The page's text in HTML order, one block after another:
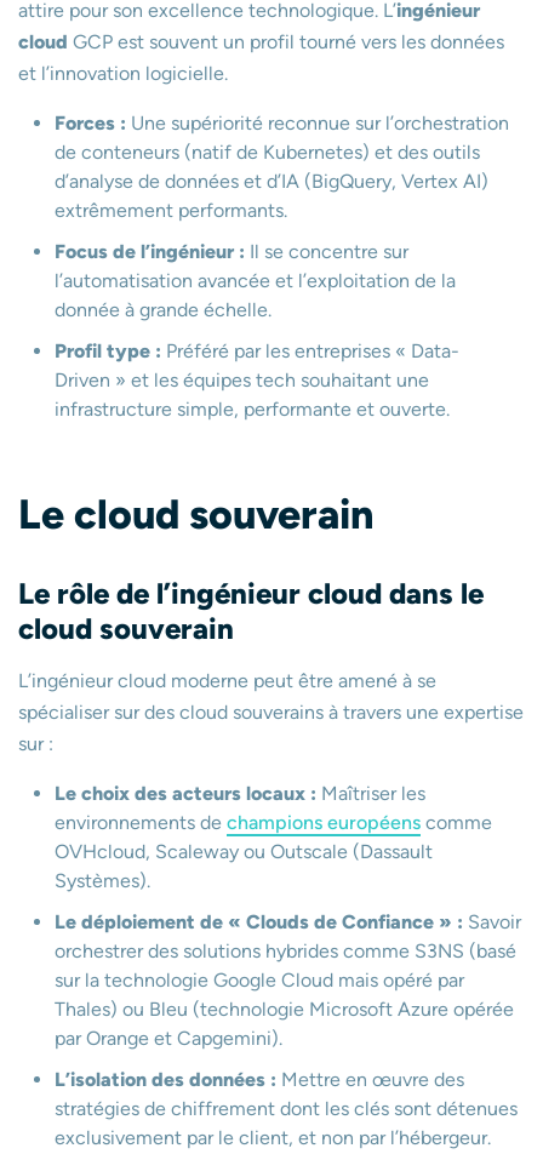
attire pour son excellence technologique. L’ingénieur
cloud GCP est souvent un profil tourné vers les données
et l’innovation logicielle.
Forces : Une supériorité reconnue sur l’orchestration
de conteneurs (natif de Kubernetes) et des outils
d’analyse de données et d’IA (BigQuery, Vertex AI)
extrêmement performants.
Focus de l’ingénieur : Il se concentre sur
l’automatisation avancée et l’exploitation de la
donnée à grande échelle.
Profil type : Préféré par les entreprises « Data-
Driven » et les équipes tech souhaitant une
infrastructure simple, performante et ouverte.
Le cloud souverain
Le rôle de l’ingénieur cloud dans le
cloud souverain
L’ingénieur cloud moderne peut être amené à se
spécialiser sur des cloud souverains à travers une expertise
sur :
Le choix des acteurs locaux : Maîtriser les
environnements de champions européens comme
OVHcloud, Scaleway ou Outscale (Dassault
Systèmes).
Le déploiement de « Clouds de Confiance » : Savoir
orchestrer des solutions hybrides comme S3NS (basé
sur la technologie Google Cloud mais opéré par
Thales) ou Bleu (technologie Microsoft Azure opérée
par Orange et Capgemini).
L’isolation des données : Mettre en œuvre des
stratégies de chiffrement dont les clés sont détenues
exclusivement par le client, et non par l’hébergeur.